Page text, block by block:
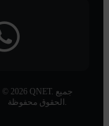
© 2026 QNET. جميع
الحقوق محفوظة.